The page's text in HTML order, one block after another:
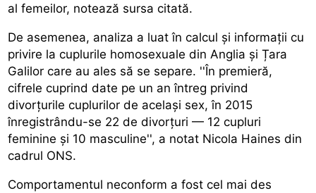
al femeilor, notează sursa citată.
De asemenea, analiza a luat în calcul și informații cu
privire la cuplurile homosexuale din Anglia și Țara
Galilor care au ales să se separe. ''În premieră,
cifrele cuprind date pe un an întreg privind
divorțurile cuplurilor de același sex, în 2015
înregistrându-se 22 de divorțuri — 12 cupluri
feminine și 10 masculine'', a notat Nicola Haines din
cadrul ONS.
Comportamentul neconform a fost cel mai des